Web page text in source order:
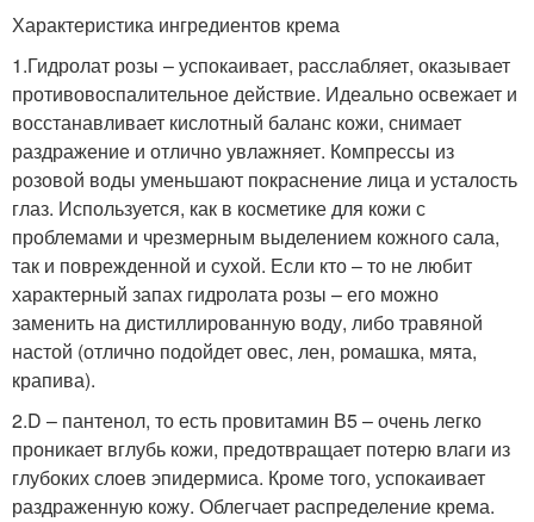
Характеристика ингредиентов крема
1.Гидролат розы – успокаивает, расслабляет, оказывает
противовоспалительное действие. Идеально освежает и
восстанавливает кислотный баланс кожи, снимает
раздражение и отлично увлажняет. Компрессы из
розовой воды уменьшают покраснение лица и усталость
глаз. Используется, как в косметике для кожи с
проблемами и чрезмерным выделением кожного сала,
так и поврежденной и сухой. Если кто – то не любит
характерный запах гидролата розы – его можно
заменить на дистиллированную воду, либо травяной
настой (отлично подойдет овес, лен, ромашка, мята,
крапива).
2.D – пантенол, то есть провитамин В5 – очень легко
проникает вглубь кожи, предотвращает потерю влаги из
глубоких слоев эпидермиса. Кроме того, успокаивает
раздраженную кожу. Облегчает распределение крема.